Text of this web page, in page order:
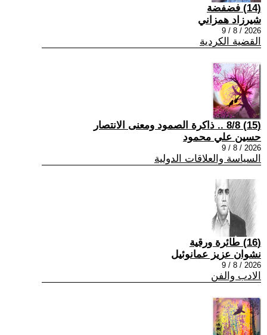
(14) فضفضة
شيرزاد همزاني
2026 / 8 / 9
القضية الكردية
(15) 8/8 .. ذاكرة الصمود ومعنى الانتصار
حسين علي محمود
2026 / 8 / 9
السياسة والعلاقات الدولية
(16) طائرة ورقية
نشوان عزيز عمانوئيل
2026 / 8 / 9
الادب والفن